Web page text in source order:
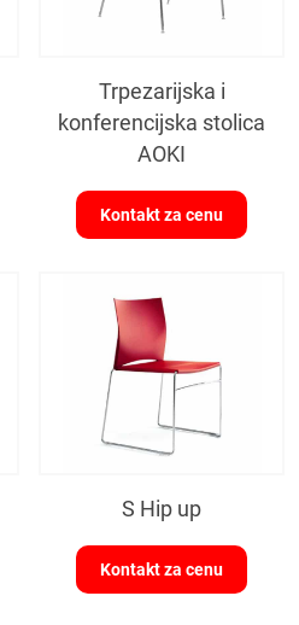
Trpezarijska i
konferencijska stolica
AOKI
Kontakt za cenu
S Hip up
Kontakt za cenu